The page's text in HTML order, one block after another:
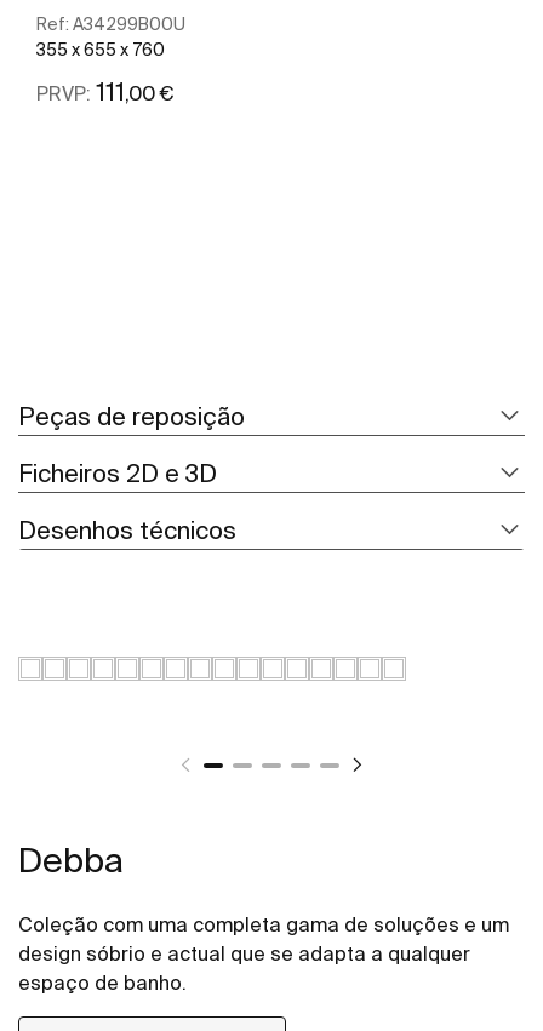
Ref: A34299B00U
355 x 655 x 760
PRVP: 111,00 €
Peças de reposição
Ficheiros 2D e 3D
Desenhos técnicos
Debba
Coleção com uma completa gama de soluções e um
design sóbrio e actual que se adapta a qualquer
espaço de banho.